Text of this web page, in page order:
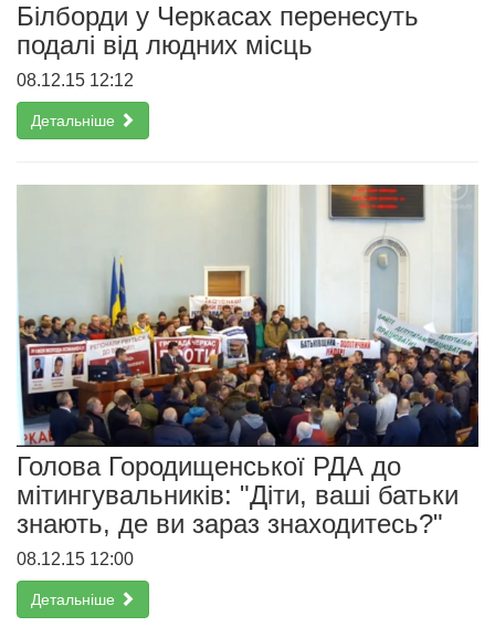
Білборди у Черкасах перенесуть
подалі від людних місць
08.12.15 12:12
Детальніше
Голова Городищенської РДА до
мітингувальників: "Діти, ваші батьки
знають, де ви зараз знаходитесь?"
08.12.15 12:00
Детальніше